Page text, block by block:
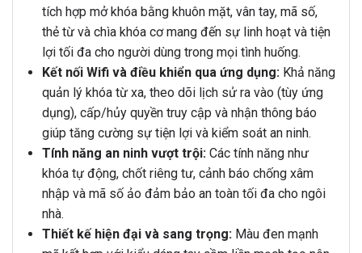
tích hợp mở khóa bằng khuôn mặt, vân tay, mã số,
thẻ từ và chìa khóa cơ mang đến sự linh hoạt và tiện
lợi tối đa cho người dùng trong mọi tình huống.
Kết nối Wifi và điều khiển qua ứng dụng:Khả năng
quản lý khóa từ xa, theo dõi lịch sử ra vào (tùy ứng
dụng), cấp/hủy quyền truy cập và nhận thông báo
giúp tăng cường sự tiện lợi và kiểm soát an ninh.
Tính năng an ninh vượt trội:Các tính năng như
khóa tự động, chốt riêng tư, cảnh báo chống xâm
nhập và mã số ảo đảm bảo an toàn tối đa cho ngôi
nhà.
Thiết kế hiện đại và sang trọng:Màu đen mạnh